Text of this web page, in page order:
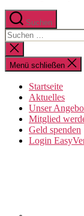
Suchen
Suchen
nach:
Suche
schließen
Menü schließen
Startseite
Aktuelles
Unser
Mitglied
Geld spenden
Login